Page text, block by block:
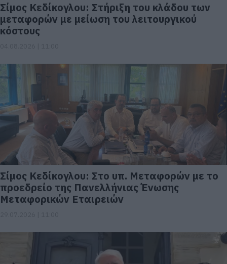
Σίμος Κεδίκογλου: Στήριξη του κλάδου των
μεταφορών με μείωση του λειτουργικού
κόστους
Σίμος Κεδίκογλου: Στο υπ. Μεταφορών με το
προεδρείο της Πανελλήνιας Ένωσης
Μεταφορικών Εταιρειών